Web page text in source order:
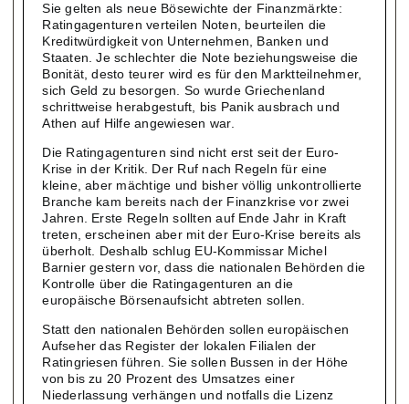
Sie gelten als neue Bösewichte der Finanzmärkte:
Ratingagenturen verteilen Noten, beurteilen die
Kreditwürdigkeit von Unternehmen, Banken und
Staaten. Je schlechter die Note beziehungsweise die
Bonität, desto teurer wird es für den Marktteilnehmer,
sich Geld zu besorgen. So wurde Griechenland
schrittweise herabgestuft, bis Panik ausbrach und
Athen auf Hilfe angewiesen war.
Die Ratingagenturen sind nicht erst seit der Euro-
Krise in der Kritik. Der Ruf nach Regeln für eine
kleine, aber mächtige und bisher völlig unkontrollierte
Branche kam bereits nach der Finanzkrise vor zwei
Jahren. Erste Regeln sollten auf Ende Jahr in Kraft
treten, erscheinen aber mit der Euro-Krise bereits als
überholt. Deshalb schlug EU-Kommissar Michel
Barnier gestern vor, dass die nationalen Behörden die
Kontrolle über die Ratingagenturen an die
europäische Börsenaufsicht abtreten sollen.
Statt den nationalen Behörden sollen europäischen
Aufseher das Register der lokalen Filialen der
Ratingriesen führen. Sie sollen Bussen in der Höhe
von bis zu 20 Prozent des Umsatzes einer
Niederlassung verhängen und notfalls die Lizenz